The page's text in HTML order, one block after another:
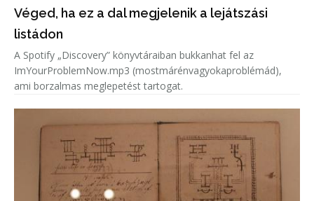
Véged, ha ez a dal megjelenik a lejátszási
listádon
A Spotify „Discovery” könyvtáraiban bukkanhat fel az
ImYourProblemNow.mp3 (mostmárénvagyokaproblémád),
ami borzalmas meglepetést tartogat.